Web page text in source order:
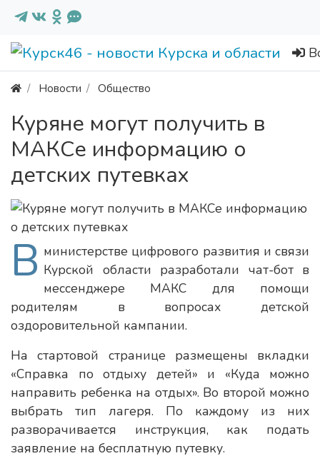
Новости Общество
Куряне могут получить в
МАКСе информацию о
детских путевках
В министерстве цифрового развития и связи
Курской области разработали чат-бот в
мессенджере МАКС для помощи
родителям в вопросах детской
оздоровительной кампании.
На стартовой странице размещены вкладки
«Справка по отдыху детей» и «Куда можно
направить ребенка на отдых». Во второй можно
выбрать тип лагеря. По каждому из них
разворачивается инструкция, как подать
заявление на бесплатную путевку.